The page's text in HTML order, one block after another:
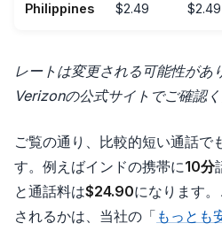
Philippines $2.49 $2.49
レートは変更される可能性があ
Verizonの公式サイトでご確認く
ご覧の通り、比較的短い通話で
す。例えばインドの携帯に10分
と通話料は$24.90になります
されるかは、当社の「 もっとも